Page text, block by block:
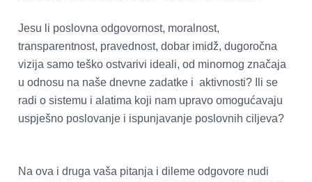
Jesu li poslovna odgovornost, moralnost,
transparentnost, pravednost, dobar imidž, dugoročna
vizija samo teško ostvarivi ideali, od minornog značaja
u odnosu na naše dnevne zadatke i  aktivnosti? Ili se
radi o sistemu i alatima koji nam upravo omogućavaju
uspješno poslovanje i ispunjavanje poslovnih ciljeva?
Na ova i druga vaša pitanja i dileme odgovore nudi